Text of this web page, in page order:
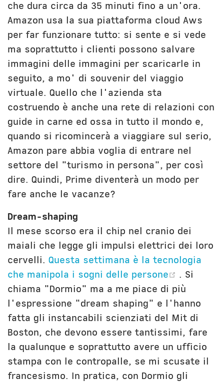
che dura circa da 35 minuti fino a un'ora.
Amazon usa la sua piattaforma cloud Aws
per far funzionare tutto: si sente e si vede
ma soprattutto i clienti possono salvare
immagini delle immagini per scaricarle in
seguito, a mo' di souvenir del viaggio
virtuale. Quello che l'azienda sta
costruendo è anche una rete di relazioni con
guide in carne ed ossa in tutto il mondo e,
quando si ricomincerà a viaggiare sul serio,
Amazon pare abbia voglia di entrare nel
settore del "turismo in persona", per così
dire. Quindi, Prime diventerà un modo per
fare anche le vacanze?
Dream-shaping
Il mese scorso era il chip nel cranio dei
maiali che legge gli impulsi elettrici dei loro
cervelli. Questa settimana è la tecnologia
che manipola i sogni delle persone
(opens
. Si
chiama "Dormio" ma a me piace di più
l'espressione "dream shaping" e l'hanno
fatta gli instancabili scienziati del Mit di
Boston, che devono essere tantissimi, fare
la qualunque e soprattutto avere un ufficio
stampa con le contropalle, se mi scusate il
francesismo. In pratica, con Dormio gli